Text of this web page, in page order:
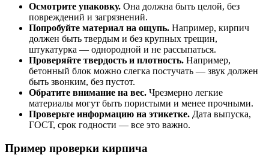
Осмотрите упаковку. Она должна быть целой, без
повреждений и загрязнений.
Попробуйте материал на ощупь. Например, кирпич
должен быть твердым и без крупных трещин,
штукатурка — однородной и не рассыпаться.
Проверяйте твердость и плотность. Например,
бетонный блок можно слегка постучать — звук должен
быть звонким, без пустот.
Обратите внимание на вес. Чрезмерно легкие
материалы могут быть пористыми и менее прочными.
Проверьте информацию на этикетке. Дата выпуска,
ГОСТ, срок годности — все это важно.
Пример проверки кирпича